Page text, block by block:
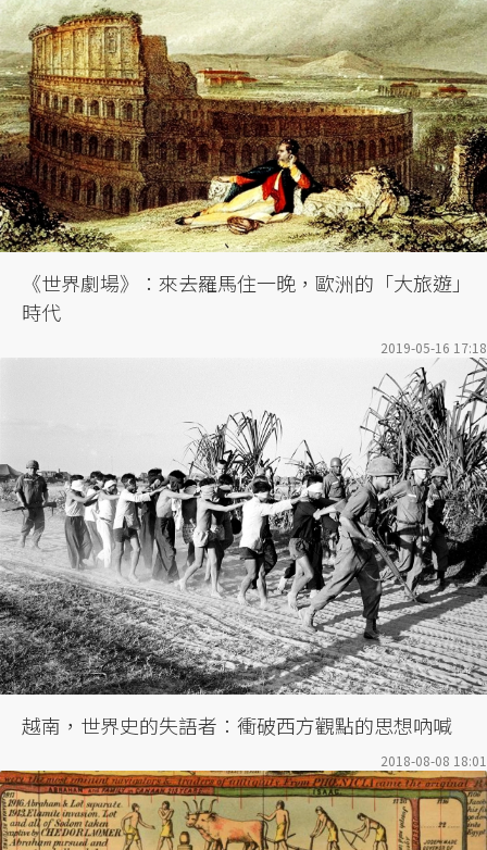
《世界劇場》：來去羅馬住一晚，歐洲的「大旅遊」
時代
2019-05-16 17:18
越南，世界史的失語者：衝破西方觀點的思想吶喊
2018-08-08 18:01